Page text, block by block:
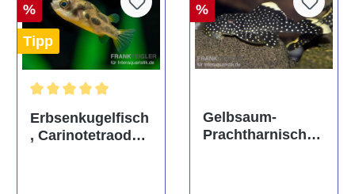
%
Tipp
Durchschnittliche Bewertung von 5 von 5 Sternen
Erbsenkugelfisch
, Carinotetraodon
%
Gelbsaum-
Prachtharnischw